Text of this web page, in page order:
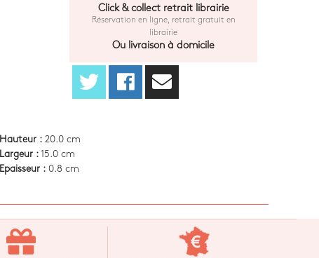
Click & collect retrait librairie
Réservation en ligne, retrait gratuit en
librairie
Ou livraison à domicile
Hauteur : 20.0 cm
Largeur : 15.0 cm
Epaisseur : 0.8 cm